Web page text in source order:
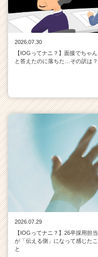
2026.07.30
【IOGってナニ？】面接でちゃん
と答えたのに落ちた…その訳は？
2026.07.29
【IOGってナニ？】26卒採用担当
が「伝える側」になって感じたこ
と